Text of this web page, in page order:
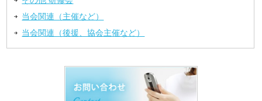
当会関連（主催など）
当会関連（後援、協会主催など）